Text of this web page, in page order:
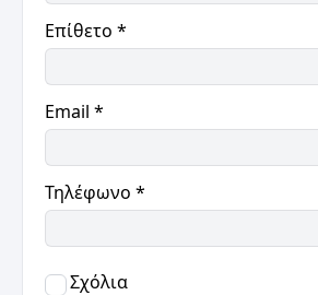
Επίθετο *
Email *
Τηλέφωνο *
Σχόλια